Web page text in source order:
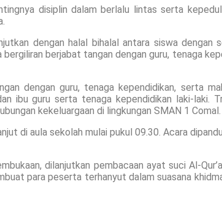
disiplin dalam berlalu lintas serta
dengan halal bihalal antara siswa dengan
berjabat tangan dengan guru, tenaga
dengan guru, tenaga kependidikan, serta
ibu guru serta tenaga kependidikan laki-laki.
kekeluargaan di lingkungan SMAN 1 Comal.
di aula sekolah mulai pukul 09.30. Acara
dilanjutkan pembacaan ayat suci Al-
para peserta terhanyut dalam suasana